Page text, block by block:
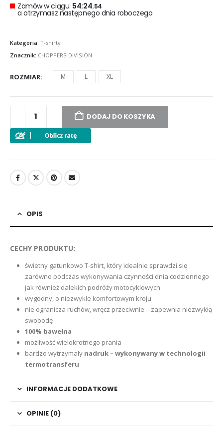
Zamów w ciągu: 54:24.53
a otrzymasz następnego dnia roboczego
Kategoria: T-shirty
Znacznik: CHOPPERS DIVISION
ROZMIAR M L XL
DODAJ DO KOSZYKA
OPIS
CECHY PRODUKTU:
świetny gatunkowo T-shirt, który idealnie sprawdzi się
zarówno podczas wykonywania czynności dnia codziennego
jak również dalekich podróży motocyklowych
wygodny, o niezwykle komfortowym kroju
nie ogranicza ruchów, wręcz przeciwnie – zapewnia niezwykłą
swobodę
100% bawełna
możliwość wielokrotnego prania
bardzo wytrzymały nadruk – wykonywany w technologii
termotransferu
INFORMACJE DODATKOWE
OPINIE (0)